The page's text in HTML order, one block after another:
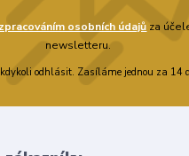
zpracováním osobních údajů za
newsletteru.
kdykoli odhlásit. Zasíláme jednou za 14